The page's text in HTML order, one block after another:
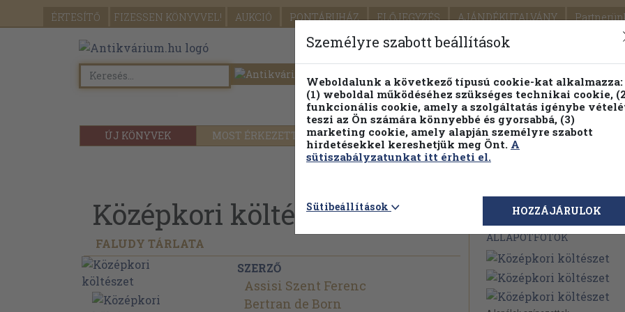
ÉRTESÍTŐ FIZESSEN KÖNYVVEL! AUKCIÓ PONTÁRUHÁZ ELŐJEGYZÉS AJÁNDÉKUTALVÁNY
SEGÍTSÉG
ÚJ KÖNYVEK MOST ÉRKEZETT PILLANATNYI ÁRAINK FENNTARTHATÓ
Részletes kereső Témaköri fa
Középkori költészet
FALUDY TÁRLATA
SZERZŐ
Assisi Szent Ferenc
Bertran de Born
Megvásárolható
ÁLLAPOTFOTÓK
Személyre szabott beállítások
Weboldalunk a következő típusú cookie-kat alkalmazza:
(1) weboldal működéséhez szükséges technikai cookie,
funkcionális cookie, amely a szolgáltatás igénybe
teszi az Ön számára könnyebbé és gyorsabbá, (3)
marketing cookie, amely alapján személyre szabott
hirdetésekkel kereshetjük meg Önt. A
sütiszabályzatunkat itt érheti el.
Sütibeállítások HOZZÁJÁRULOK